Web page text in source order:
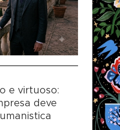
e virtuoso:
deve